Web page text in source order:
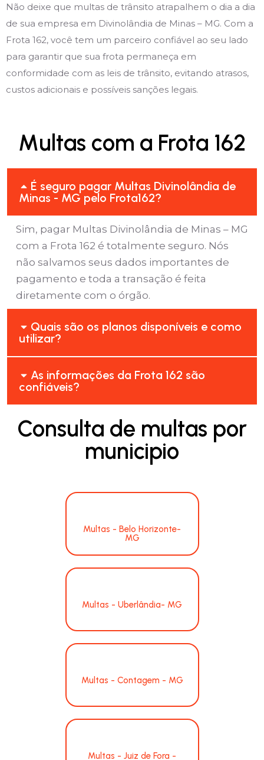
Não deixe que multas de trânsito atrapalhem o dia a dia
de sua empresa em Divinolândia de Minas – MG. Com a
Frota 162, você tem um parceiro confiável ao seu lado
para garantir que sua frota permaneça em
conformidade com as leis de trânsito, evitando atrasos,
custos adicionais e possíveis sanções legais.
Multas com a Frota 162
É seguro pagar Multas Divinolândia de
Minas - MG pelo Frota162?
Sim, pagar Multas Divinolândia de Minas – MG
com a Frota 162 é totalmente seguro. Nós
não salvamos seus dados importantes de
pagamento e toda a transação é feita
diretamente com o órgão.
Quais são os planos disponíveis e como
utilizar?
As informações da Frota 162 são
confiáveis?
Consulta de multas por
municipio
Multas - Belo Horizonte-
MG
Multas - Uberlândia- MG
Multas - Contagem - MG
Multas - Juiz de Fora -